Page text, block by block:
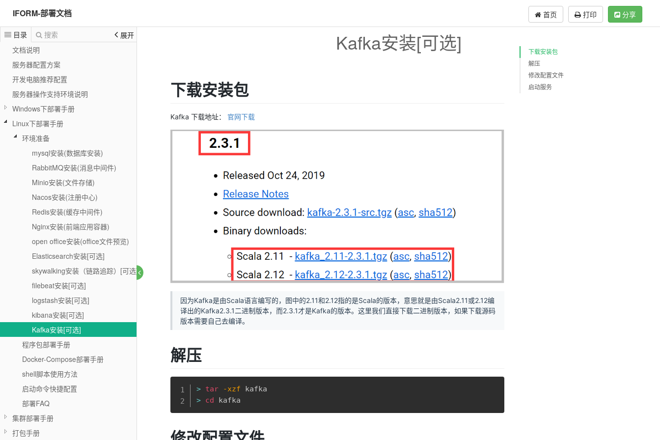
IFORM-部署文档 首页 打印 分享
目录 搜索
展开
文档说明
服务器配置方案
开发电脑推荐配置
服务器操作支持环境说明
Windows下部署手册
Linux下部署手册
环境准备
mysql安装(数据库安装)
RabbitMQ安装(消息中间件)
Minio安装(文件存储)
Nacos安装(注册中心)
Redis安装(缓存中间件)
Nginx安装(前端应用容器)
open office安装(office文件预览)
Elasticsearch安装[可选]
skywalking安装（链路追踪）[可选]
filebeat安装[可选]
logstash安装[可选]
kibana安装[可选]
Kafka安装[可选]
程序包部署手册
Docker-Compose部署手册
shell脚本使用方法
启动命令快捷配置
部署FAQ
集群部署手册
打包手册
Kafka安装[可选]
下载安装包
解压
修改配置文件
启动服务
下载安装包
Kafka 下载地址： 官网下载
因为Kafka是由Scala语言编写的，图中的2.11和2.12指的是Scala的版本，意思就是由Scala2.11或2.12编
译出的Kafka2.3.1二进制版本，而2.3.1才是Kafka的版本。这里我们直接下载二进制版本，如果下载源码
版本需要自己去编译。
解压
> tar -xzf
> cd kafka